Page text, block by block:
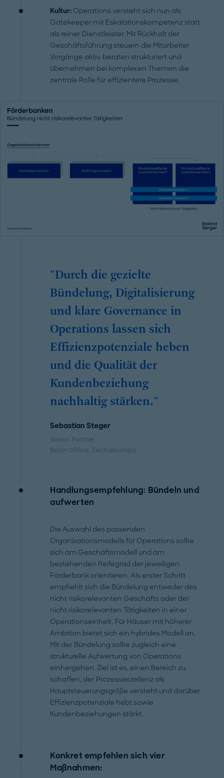
Kultur: Operations versteht sich nun als
Gatekeeper mit Eskalationskompetenz statt
als reiner Dienstleister. Mit Rückhalt der
Geschäftsführung steuern die Mitarbeiter
Vorgänge aktiv, beraten strukturiert und
übernehmen bei komplexen Themen die
zentrale Rolle für effizientere Prozesse.
"Durch die gezielte
Bündelung, Digitalisierung
und klare Governance in
Operations lassen sich
Effizienzpotenziale heben
und die Qualität der
Kundenbeziehung
nachhaltig stärken."
Sebastian Steger
Senior Partner
Berlin Office, Zentraleuropa
Handlungsempfehlung: Bündeln und
aufwerten
Die Auswahl des passenden
Organisationsmodells für Operations sollte
sich am Geschäftsmodell und am
bestehenden Reifegrad der jeweiligen
Förderbank orientieren. Als erster Schritt
empfiehlt sich die Bündelung entweder des
nicht risikorelevanten Geschäfts oder der
nicht risikorelevanten Tätigkeiten in einer
Operationseinheit. Für Häuser mit höherer
Ambition bietet sich ein hybrides Modell an.
Mit der Bündelung sollte zugleich eine
strukturelle Aufwertung von Operations
einhergehen. Ziel ist es, einen Bereich zu
schaffen, der Prozessexzellenz als
Hauptsteuerungsgröße versteht und darüber
Effizienzpotenziale hebt sowie
Kundenbeziehungen stärkt.
Konkret empfehlen sich vier
Maßnahmen: